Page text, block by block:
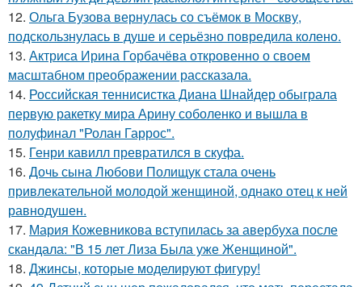
12. Ольга Бузова вернулась со съёмок в Москву,
подскользнулась в душе и серьёзно повредила колено.
13. Актриса Ирина Горбачёва откровенно о своем
масштабном преображении рассказала.
14. Российская теннисистка Диана Шнайдер обыграла
первую ракетку мира Арину соболенко и вышла в
полуфинал "Ролан Гаррос".
15. Генри кавилл превратился в скуфа.
16. Дочь сына Любови Полищук стала очень
привлекательной молодой женщиной, однако отец к ней
равнодушен.
17. Мария Кожевникова вступилась за авербуха после
скандала: "В 15 лет Лиза Была уже Женщиной".
18. Джинсы, которые моделируют фигуру!